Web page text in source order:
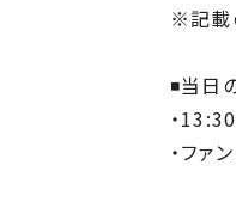
※記載
◾️当日
・
・ファ